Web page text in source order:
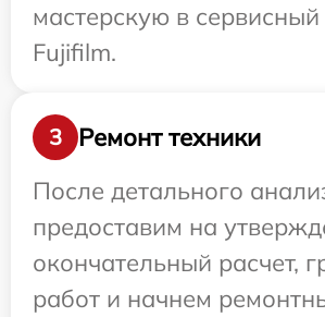
мастерскую в сервисный
Fujifilm.
3
Ремонт техники
После детального
предоставим на
окончательный расчет,
работ и начнем